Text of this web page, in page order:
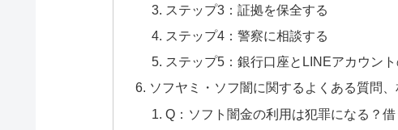
ステップ3：証拠を保全する
ステップ4：警察に相談する
ステップ5：銀行口座とLINEアカウン
ソフヤミ・ソフ闇に関するよくある質問
Q：ソフト闇金の利用は犯罪になる？